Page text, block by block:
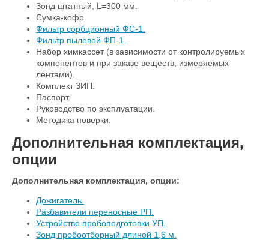
Зонд штатный, L=300 мм.
Сумка-кофр.
Фильтр сорбционный ФС-1.
Фильтр пылевой ФП-1.
Набор химкассет (в зависимости от контролируемых
компонентов и при заказе веществ, измеряемых
лентами).
Комплект ЗИП.
Паспорт.
Руководство по эксплуатации.
Методика поверки.
Дополнительная комплектация,
опции
Дополнительная комплектация, опции:
Дожигатель.
Разбавители переносные РП.
Устройство пробоподготовки УП.
Зонд пробоотборный длиной 1,6 м.